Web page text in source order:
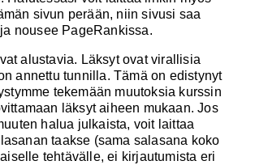
sivun perään, niin sivusi saa
nousee PageRankissa.
alustavia. Läksyt ovat virallisia
annettu tunnilla. Tämä on edistynyt
tekemään muutoksia kurssin
läksyt aiheen mukaan. Jos
halua julkaista, voit laittaa
taakse (sama salasana koko
tehtävälle, ei kirjautumista eri